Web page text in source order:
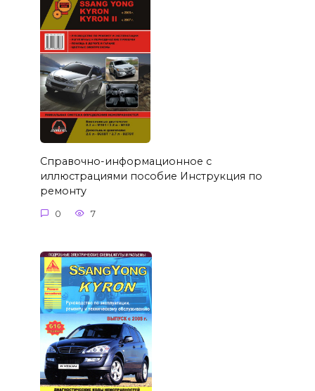
Справочно-информационное с
иллюстрациями пособие Инструкция по
ремонту
0 7